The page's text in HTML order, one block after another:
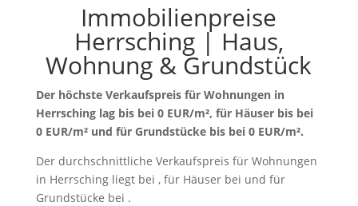
Immobilienpreise
Herrsching | Haus,
Wohnung & Grundstück
Der höchste Verkaufspreis für Wohnungen in
Herrsching lag bis bei 0 EUR/m², für Häuser bis bei
0 EUR/m²und für Grundstücke bis bei 0 EUR/m².
Der durchschnittliche Verkaufspreis für Wohnungen
in Herrsching liegt bei , für Häuser bei und für
Grundstücke bei .